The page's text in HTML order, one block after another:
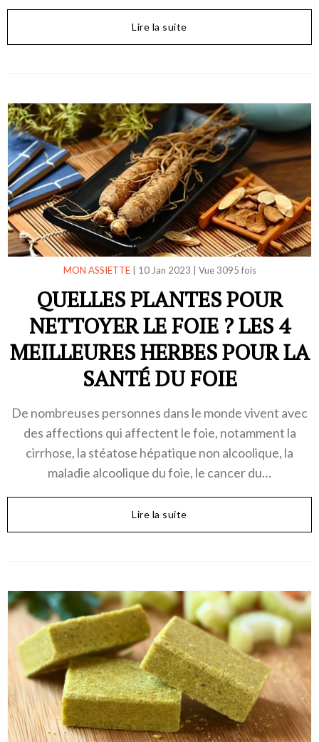
Lire la suite
MON ASSIETTE| 10 Jan 2023 Vue 3095 fois
QUELLES PLANTES POUR
NETTOYER LE FOIE ? LES 4
MEILLEURES HERBES POUR LA
SANTÉ DU FOIE
De nombreuses personnes dans le monde vivent avec
des affections qui affectent le foie, notamment la
cirrhose, la stéatose hépatique non alcoolique, la
maladie alcoolique du foie, le cancer du…
Lire la suite